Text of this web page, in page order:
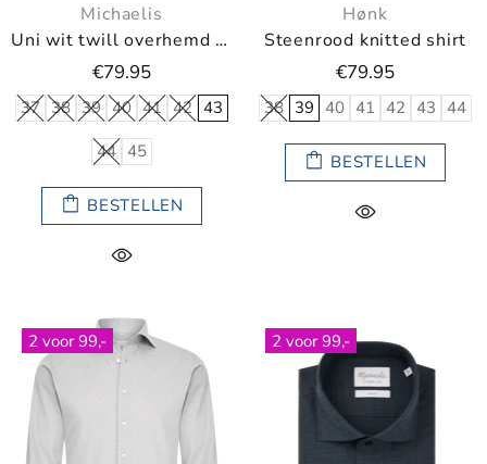
Michaelis
Uni wit twill overhemd met donkerblauwe knopen
€79.95
37 38 39 40 41 42 43
44 45
BESTELLEN
Hønk
Steenrood knitted shirt
€79.95
38 39 40 41 42 43 44
BESTELLEN
2 voor 99,- 2 voor 99,-